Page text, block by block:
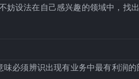
设法在自己感兴趣的领域中，找
必须辨识出现有业务中最有利润的